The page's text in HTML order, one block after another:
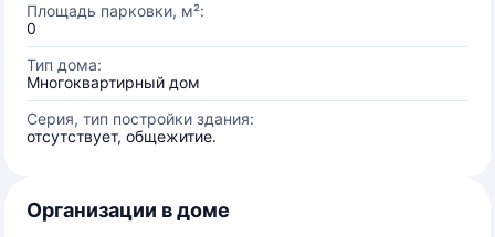
Площадь парковки, м²:
0
Тип дома:
Многоквартирный дом
Серия, тип постройки здания:
отсутствует, общежитие.
Организации в доме